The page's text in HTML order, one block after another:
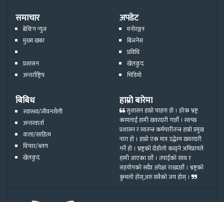
समाचार
ब्रेकिंग न्युज
मुख्य खबर
प्रशासन
अन्तर्राष्ट्रिय
अपडेट
मनोरञ्जन
बिजनेस
प्रविधि
खेलकुद
भिडियो
बिबिध
स्वास्थ्य/जीवनशैली
अन्तरवार्ता
कला/साहित्य
विचार/ब्लग
खेलकुद
हाम्रो बारेमा
सुशासन हाम्रो चाहना हो । हरेक भ्रष्ट्र
कामलाई हामी खवरदारी गर्छौ । स्वच्छ
प्रशासन र स्वतन्त्र कर्मचारीतन्त्र हाम्रो प्रमुख
नारा हो । हाम्रो एक मात्र उद्धेश्य खवरदारी
गर्ने हो । भ्रष्ट्रको दोहोलो काढ्ने अभिप्रायले
हामी आएका छौं । तपाईको साथ र
सहयोगको सदैव अपेक्षा राख्दछौं । भ्रष्ट्रको
कुभलो होस्,अरु सवैको जय होस् ।